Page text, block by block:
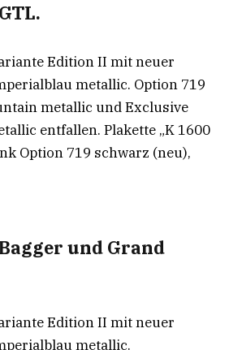
Edition II mit neuer
metallic. Option 719
metallic und Exclusive
entfallen. Plakette „K 1600
Option 719 schwarz (neu),
und Grand
Edition II mit neuer
metallic.